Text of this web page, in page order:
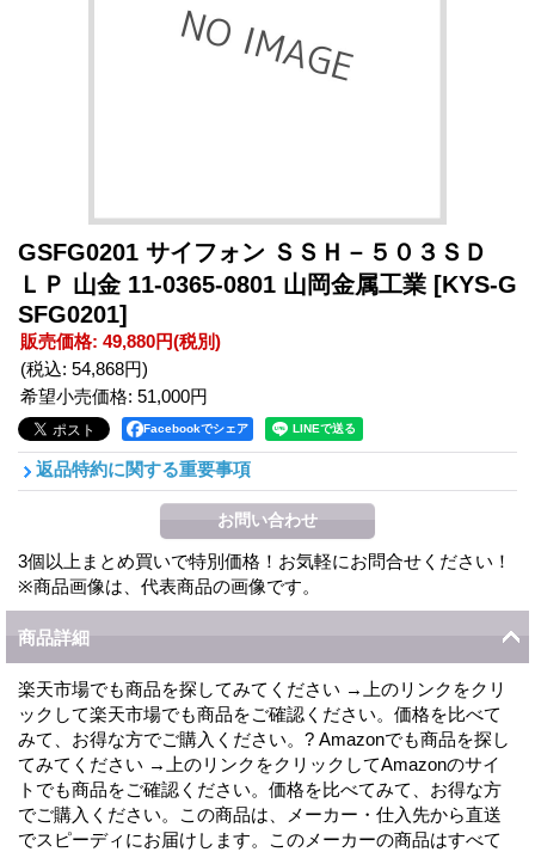
GSFG0201 サイフォン ＳＳＨ－５０３ＳＤ
ＬＰ 山金 11-0365-0801 山岡金属工業 [KYS-G
SFG0201]
販売価格: 49,880円(税別)
(税込: 54,868円)
希望小売価格: 51,000円
Facebookでシェア
返品特約に関する重要事項
3個以上まとめ買いで特別価格！お気軽にお問合せください！
※商品画像は、代表商品の画像です。
商品詳細
楽天市場でも商品を探してみてください →上のリンクをクリ
ックして楽天市場でも商品をご確認ください。価格を比べて
みて、お得な方でご購入ください。? Amazonでも商品を探し
てみてください →上のリンクをクリックしてAmazonのサイ
トでも商品をご確認ください。価格を比べてみて、お得な方
でご購入ください。この商品は、メーカー・仕入先から直送
でスピーディにお届けします。このメーカーの商品はすべて